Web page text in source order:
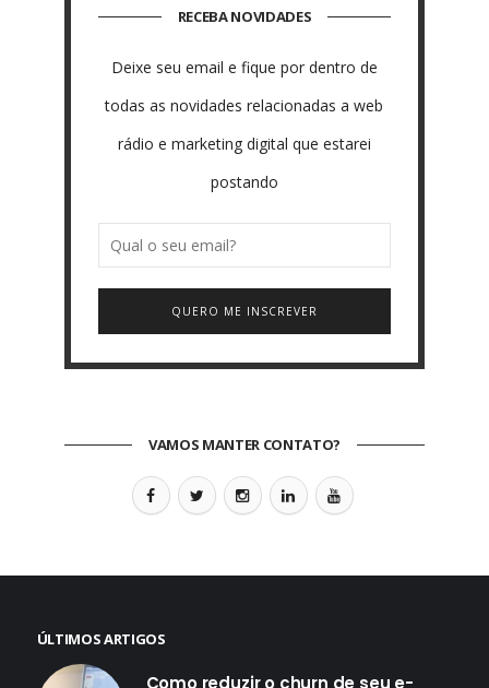
RECEBA NOVIDADES
Deixe seu email e fique por dentro de
todas as novidades relacionadas a web
rádio e marketing digital que estarei
postando
QUERO ME INSCREVER
VAMOS MANTER CONTATO?
ÚLTIMOS ARTIGOS
Como reduzir o churn de seu e-